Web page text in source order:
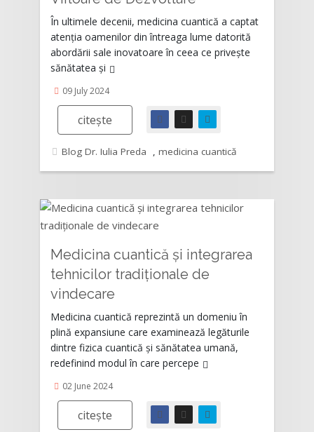
În ultimele decenii, medicina cuantică a captat
atenția oamenilor din întreaga lume datorită
abordării sale inovatoare în ceea ce privește
sănătatea și
09 July 2024
citește
Blog Dr. Iulia Preda , medicina cuantică
Medicina cuantică și integrarea
tehnicilor tradiționale de
vindecare
Medicina cuantică reprezintă un domeniu în
plină expansiune care examinează legăturile
dintre fizica cuantică și sănătatea umană,
redefinind modul în care percepe
02 June 2024
citește